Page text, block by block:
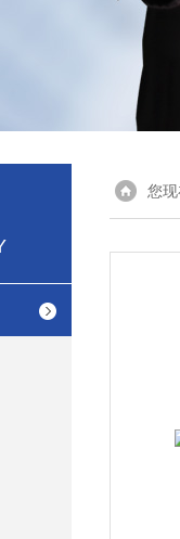
您现